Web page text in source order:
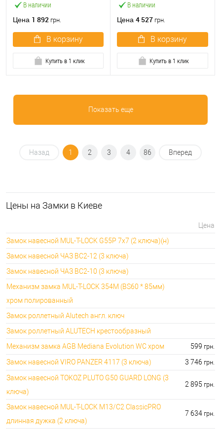
В наличии
Цена 1 892 грн.
В корзину
Купить в 1 клик
В наличии
Цена 4 527 грн.
В корзину
Купить в 1 клик
Показать еще
Назад 1 2 3 4 86 Вперед
Цeны на Замки в Киеве
Цена
Замок навесной MUL-T-LOCK G55P 7x7 (2 ключа)(н)
Замок навесной ЧАЗ ВС2-12 (3 ключа)
Замок навесной ЧАЗ ВС2-10 (3 ключа)
Механизм замка MUL-T-LOCK 354M (BS60 * 85мм)
хром полированный
Замок роллетный Alutech англ. ключ
Замок роллетный ALUTECH крестообразный
Механизм замка AGB Mediana Evolution WC хром
599 грн.
Замок навесной VIRO PANZER 4117 (3 ключа) 3 746 грн.
Замок навесной TOKOZ PLUTO G50 GUARD LONG (3
ключа)
2 895 грн.
Замок навесной MUL-T-LOCK M13/C2 ClassicPRO
длинная дужка (2 ключа)
7 634 грн.